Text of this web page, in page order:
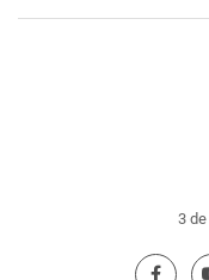
3